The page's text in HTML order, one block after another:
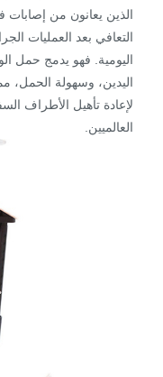
الذين يعانون من إصابات
التعافي بعد العمليات
اليومية. فهو يدمج حمل
اليدين، وسهولة الحمل،
لإعادة تأهيل الأطراف
العالميين.